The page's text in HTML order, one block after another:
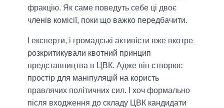
фракцію. Як саме поведуть себе ці двоє
членів комісії, поки що важко передбачити.
І експерти, і громадські активісти вже вкотре
розкритикували квотний принцип
представництва в ЦВК. Адже він створює
простір для маніпуляцій на користь
правлячих політичних сил. І хоч формально
після входження до складу ЦВК кандидати